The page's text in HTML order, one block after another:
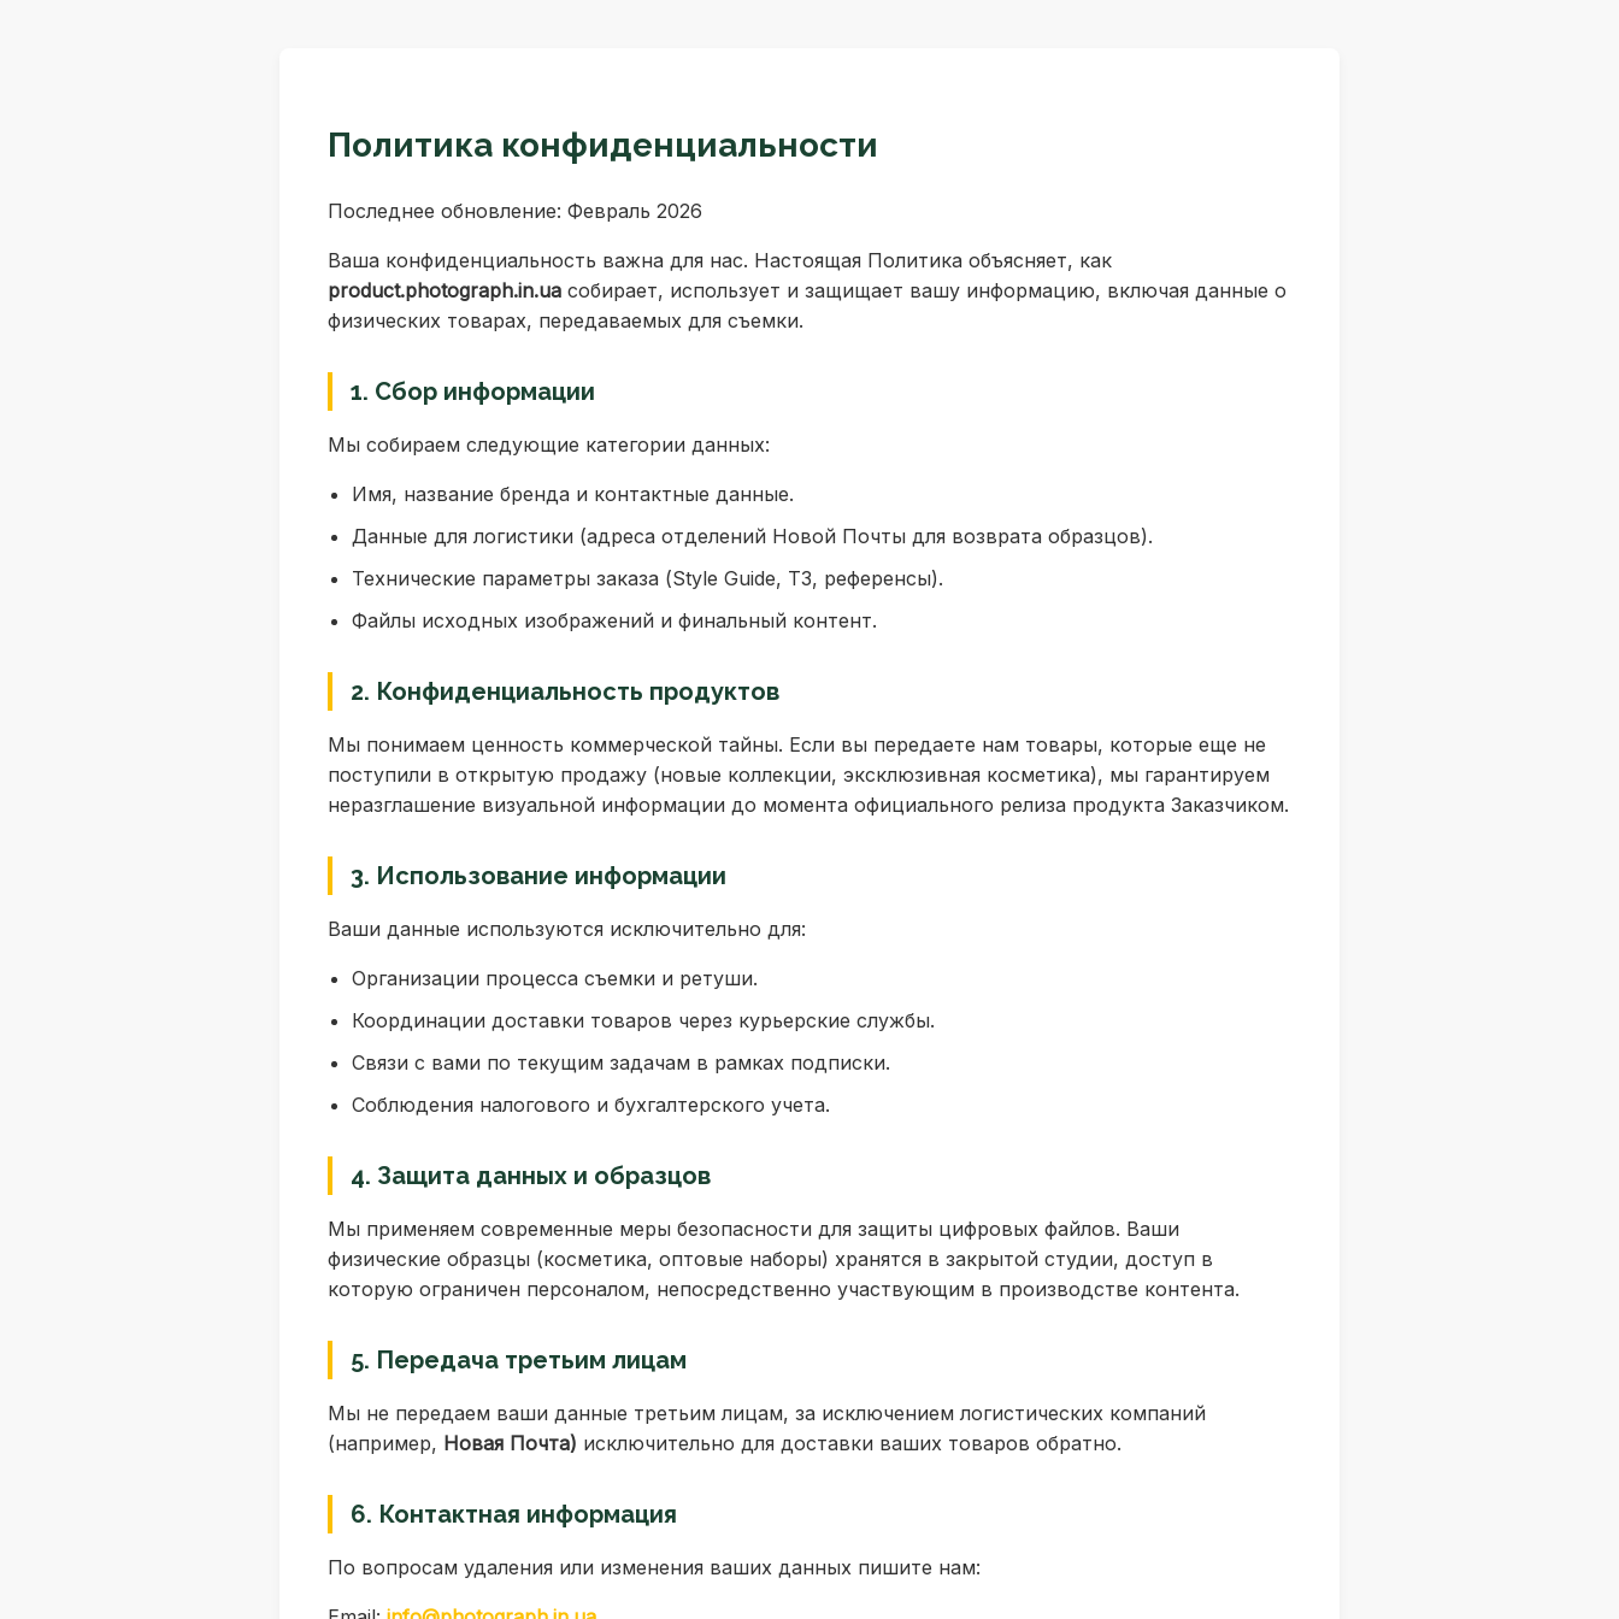
Политика конфиденциальности
Последнее обновление: Февраль 2026
Ваша конфиденциальность важна для нас. Настоящая Политика объясняет, как
product.photograph.in.ua собирает, использует и защищает вашу информацию, включая данные о
физических товарах, передаваемых для съемки.
1. Сбор информации
Мы собираем следующие категории данных:
Имя, название бренда и контактные данные.
Данные для логистики (адреса отделений Новой Почты для возврата образцов).
Технические параметры заказа (Style Guide, ТЗ, референсы).
Файлы исходных изображений и финальный контент.
2. Конфиденциальность продуктов
Мы понимаем ценность коммерческой тайны. Если вы передаете нам товары, которые еще не
поступили в открытую продажу (новые коллекции, эксклюзивная косметика), мы гарантируем
неразглашение визуальной информации до момента официального релиза продукта Заказчиком.
3. Использование информации
Ваши данные используются исключительно для:
Организации процесса съемки и ретуши.
Координации доставки товаров через курьерские службы.
Связи с вами по текущим задачам в рамках подписки.
Соблюдения налогового и бухгалтерского учета.
4. Защита данных и образцов
Мы применяем современные меры безопасности для защиты цифровых файлов. Ваши
физические образцы (косметика, оптовые наборы) хранятся в закрытой студии, доступ в
которую ограничен персоналом, непосредственно участвующим в производстве контента.
5. Передача третьим лицам
Мы не передаем ваши данные третьим лицам, за исключением логистических компаний
(например, Новая Почта) исключительно для доставки ваших товаров обратно.
6. Контактная информация
По вопросам удаления или изменения ваших данных пишите нам: